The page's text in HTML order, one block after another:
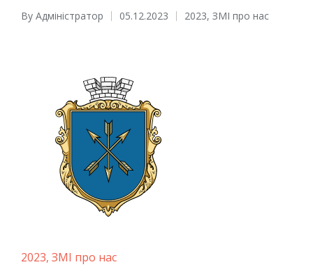
Posted
By Адміністратор 05.12.2023
Posted
2023, ЗМІ про нас
Posted
2023 ЗМІ про нас